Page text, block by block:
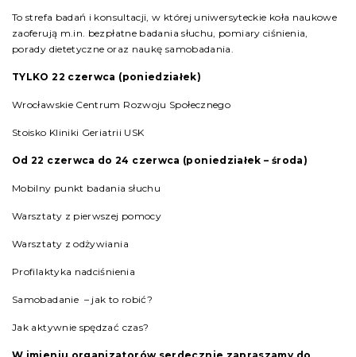
To strefa badań i konsultacji, w której uniwersyteckie koła naukowe
zaoferują m.in. bezpłatne badania słuchu, pomiary ciśnienia,
porady dietetyczne oraz naukę samobadania.
TYLKO 22 czerwca (poniedziałek)
Wrocławskie Centrum Rozwoju Społecznego
Stoisko Kliniki Geriatrii USK
Od 22 czerwca do 24 czerwca (poniedziałek – środa)
Mobilny punkt badania słuchu
Warsztaty z pierwszej pomocy
Warsztaty z odżywiania
Profilaktyka nadciśnienia
Samobadanie – jak to robić?
Jak aktywnie spędzać czas?